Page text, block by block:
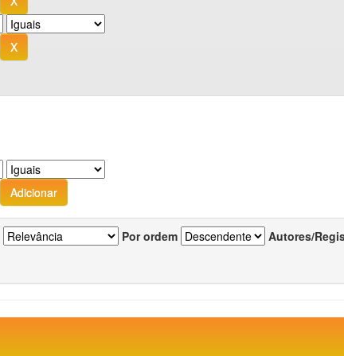
Por ordem Autores/